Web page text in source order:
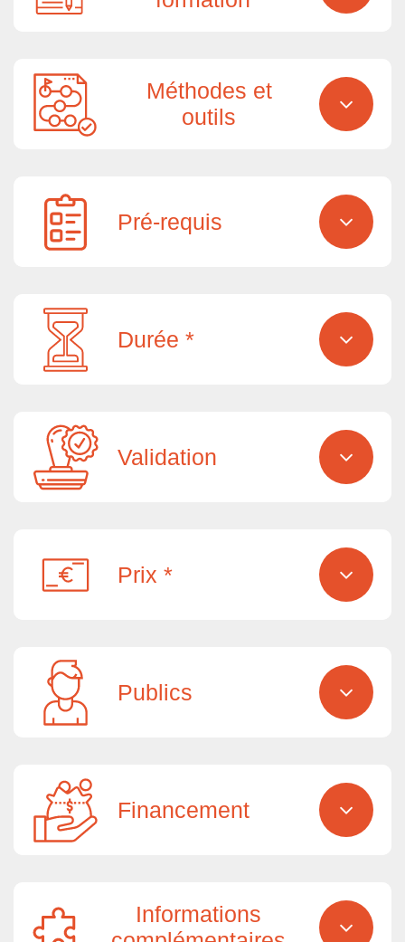
Méthodes et
outils
Pré-requis
Durée *
Validation
Prix *
Publics
Financement
Informations